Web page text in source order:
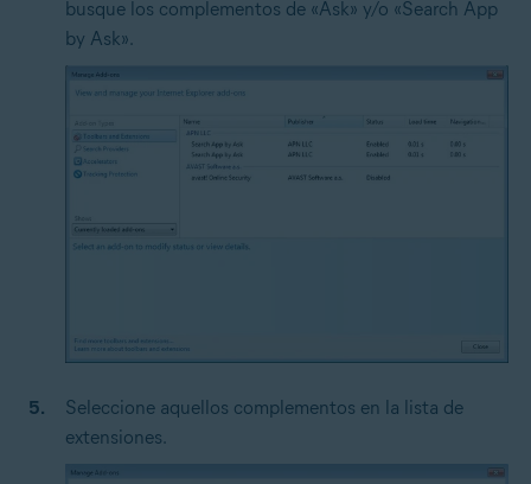
busque los complementos de «Ask» y/o «Search App
by Ask».
Seleccione aquellos complementos en la lista de
extensiones.